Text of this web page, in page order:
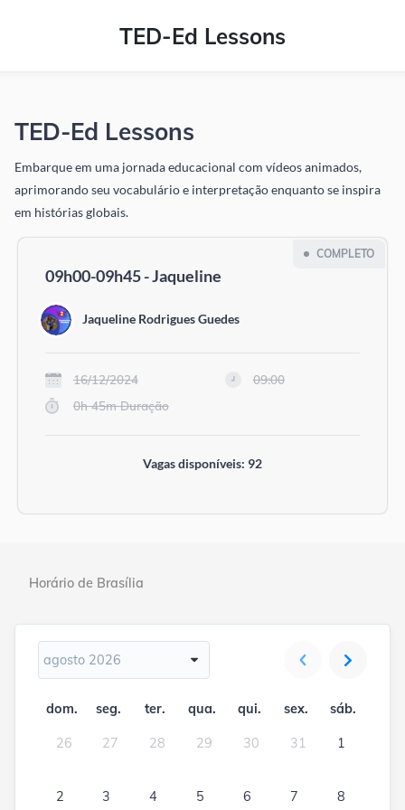
TED-Ed Lessons
TED-Ed Lessons
Embarque em uma jornada educacional com vídeos animados,
aprimorando seu vocabulário e interpretação enquanto se inspira
em histórias globais.
COMPLETO
09h00-09h45 - Jaqueline
Jaqueline Rodrigues Guedes
16/12/2024
09:00
0h 45m Duração
Vagas disponíveis: 92
Horário de Brasília
agosto 2026
dom. seg. ter. qua. qui. sex. sáb.
26 27 28 29 30 31 1
2 3 4 5 6 7 8